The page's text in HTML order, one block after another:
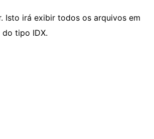
Isto irá exibir todos os arquivos em
tipo IDX.